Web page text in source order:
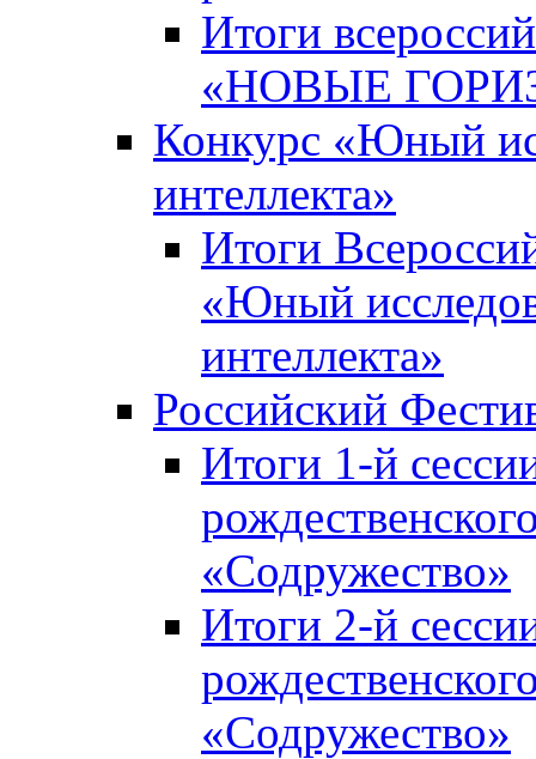
Итоги
«НОВЫЕ
Конкурс «Юный
интеллекта»
Итоги
«Юный
интеллекта»
Российский
Итоги 1-й
«Содружество»
Итоги 2-й
«Содружество»